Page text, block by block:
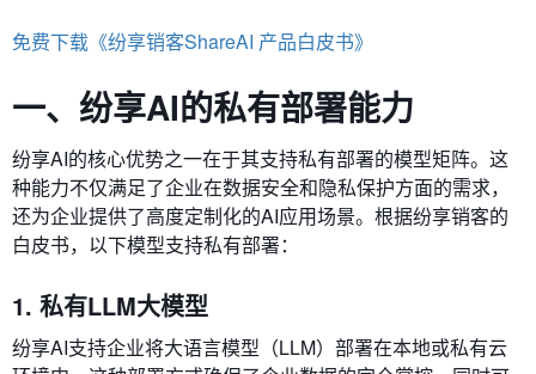
免费下载《纷享销客ShareAI 产品白皮书》
一、纷享AI的私有部署能力
纷享AI的核心优势之一在于其支持私有部署的模型矩阵。这
种能力不仅满足了企业在数据安全和隐私保护方面的需求，
还为企业提供了高度定制化的AI应用场景。根据纷享销客的
白皮书，以下模型支持私有部署：
1. 私有LLM大模型
纷享AI支持企业将大语言模型（LLM）部署在本地或私有云